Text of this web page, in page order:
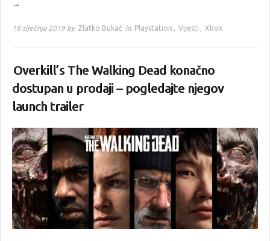
→
18 siječnja 2019 by Zlatko Bukač in Playstation , Vijesti , Xbox
Overkill’s The Walking Dead konačno
dostupan u prodaji – pogledajte njegov
launch trailer